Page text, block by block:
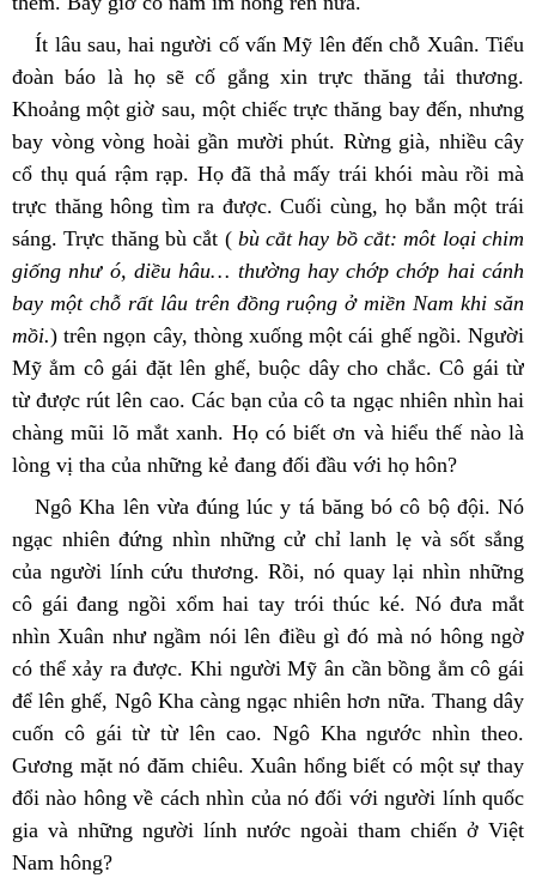
Ít lâu sau, hai người cố vấn Mỹ lên đến chỗ Xuân. Tiểu
đoàn báo là họ sẽ cố gắng xin trực thăng tải thương.
Khoảng một giờ sau, một chiếc trực thăng bay đến, nhưng
bay vòng vòng hoài gần mười phút. Rừng già, nhiều cây
cổ thụ quá rậm rạp. Họ đã thả mấy trái khói màu rồi mà
trực thăng hông tìm ra được. Cuối cùng, họ bắn một trái
sáng. Trực thăng bù cắt ( bù cắt hay bồ cắt: môt loại chim
giống như ó, diều hâu… thường hay chớp chớp hai cánh
bay một chỗ rất lâu trên đồng ruộng ở miền Nam khi săn
mồi.) trên ngọn cây, thòng xuống một cái ghế ngồi. Người
Mỹ ẳm cô gái đặt lên ghế, buộc dây cho chắc. Cô gái từ
từ được rút lên cao. Các bạn của cô ta ngạc nhiên nhìn hai
chàng mũi lõ mắt xanh. Họ có biết ơn và hiểu thế nào là
lòng vị tha của những kẻ đang đối đầu với họ hôn?
Ngô Kha lên vừa đúng lúc y tá băng bó cô bộ đội. Nó
ngạc nhiên đứng nhìn những cử chỉ lanh lẹ và sốt sắng
của người lính cứu thương. Rồi, nó quay lại nhìn những
cô gái đang ngồi xổm hai tay trói thúc ké. Nó đưa mắt
nhìn Xuân như ngầm nói lên điều gì đó mà nó hông ngờ
có thể xảy ra được. Khi người Mỹ ân cần bồng ẳm cô gái
để lên ghế, Ngô Kha càng ngạc nhiên hơn nữa. Thang dây
cuốn cô gái từ từ lên cao. Ngô Kha ngước nhìn theo.
Gương mặt nó đăm chiêu. Xuân hổng biết có một sự thay
đổi nào hông về cách nhìn của nó đối với người lính quốc
gia và những người lính nước ngoài tham chiến ở Việt
Nam hông?